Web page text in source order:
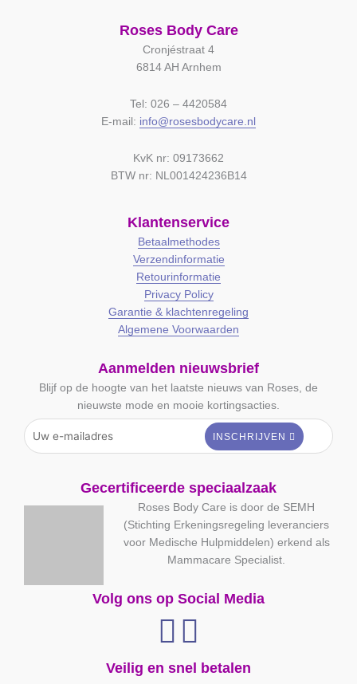
Roses Body Care
Cronjéstraat 4
6814 AH Arnhem
Tel: 026 – 4420584
E-mail: info@rosesbodycare.nl
KvK nr: 09173662
BTW nr: NL001424236B14
Klantenservice
Betaalmethodes
Verzendinformatie
Retourinformatie
Privacy Policy
Garantie & klachtenregeling
Algemene Voorwaarden
Aanmelden nieuwsbrief
Blijf op de hoogte van het laatste nieuws van Roses, de
nieuwste mode en mooie kortingsacties.
Gecertificeerde speciaalzaak
Roses Body Care is door de SEMH
(Stichting Erkeningsregeling leveranciers
voor Medische Hulpmiddelen) erkend als
Mammacare Specialist.
Volg ons op Social Media
Veilig en snel betalen